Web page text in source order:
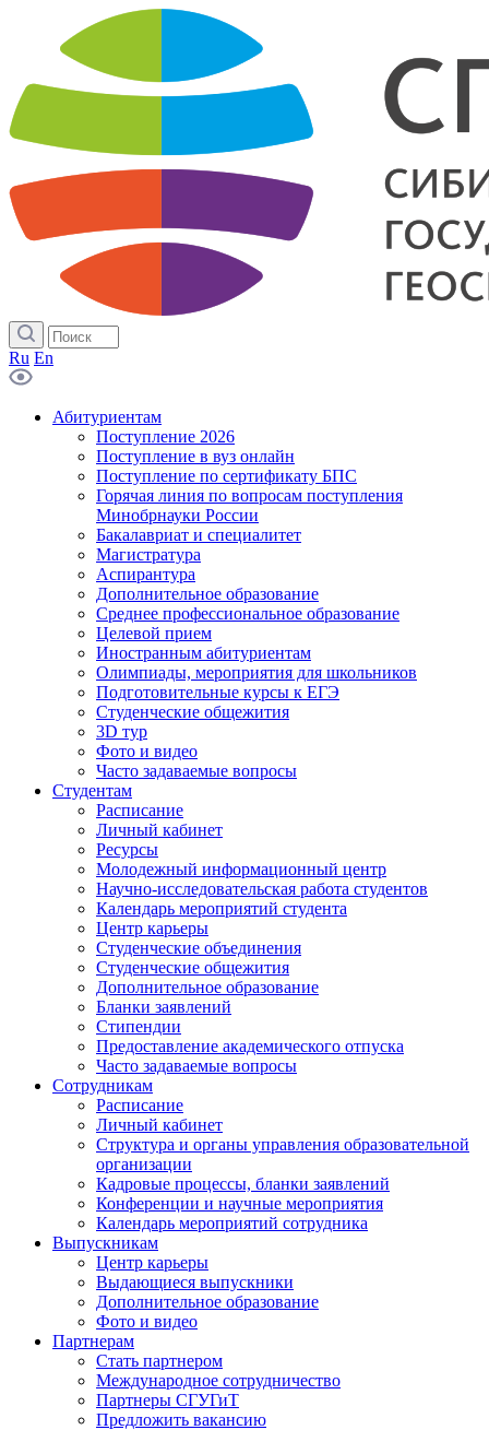
Ru En
Абитуриентам
Поступление 2026
Поступление в вуз онлайн
Поступление по сертификату БПС
Горячая линия по вопросам поступления
Минобрнауки России
Бакалавриат и специалитет
Магистратура
Аспирантура
Дополнительное образование
Среднее профессиональное образование
Целевой прием
Иностранным абитуриентам
Олимпиады, мероприятия для школьников
Подготовительные курсы к ЕГЭ
Студенческие общежития
3D тур
Фото и видео
Часто задаваемые вопросы
Студентам
Расписание
Личный кабинет
Ресурсы
Молодежный информационный центр
Научно-исследовательская работа студентов
Календарь мероприятий студента
Центр карьеры
Студенческие объединения
Студенческие общежития
Дополнительное образование
Бланки заявлений
Стипендии
Предоставление академического отпуска
Часто задаваемые вопросы
Сотрудникам
Расписание
Личный кабинет
Структура и органы управления образовательной
организации
Кадровые процессы, бланки заявлений
Конференции и научные мероприятия
Календарь мероприятий сотрудника
Выпускникам
Центр карьеры
Выдающиеся выпускники
Дополнительное образование
Фото и видео
Партнерам
Стать партнером
Международное сотрудничество
Партнеры СГУГиТ
Предложить вакансию